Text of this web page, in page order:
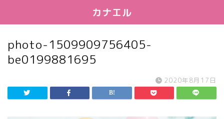
カナエル
photo-1509909756405-
be0199881695
2020年8月17日